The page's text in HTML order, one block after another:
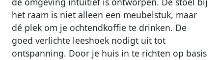
het raam is niet alleen een meubelstuk, maar
dé plek om je ochtendkoffie te drinken. De
goed verlichte leeshoek nodigt uit tot
ontspanning. Door je huis in te richten op basis